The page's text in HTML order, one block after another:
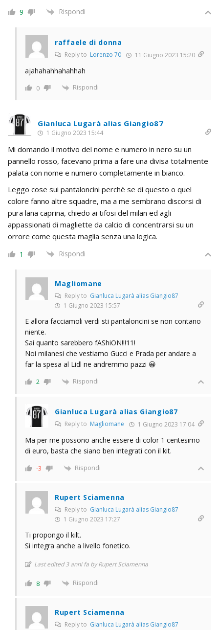
9 Rispondi
raffaele di donna
Reply to Lorenzo 70 11 Giugno 2023 15:20
ajahahahhahahhah
0 Rispondi
Gianluca Lugarà alias Giangio87
1 Giugno 2023 15:44
Mi domando il motivo del nome e numero in nero su un
pannello rosso, facevano prima a fare una divisa totalmente
palata con nome e numero completamente in bianco.
Leggo cose sui pantaloncini perchè se di questo o quel
colore fanno altre squadre, ma a me sembrano discorsi di
pura lana caprina, chiedo ai tifosi del milan ed agli
appassionati di magliette da calcio di concentrarsi su un
orrore come questa maglia senza una logica.
1 Rispondi
Magliomane
Reply to Gianluca Lugarà alias Giangio87
1 Giugno 2023 15:57
E allora facciamoli verdi sti pantaloncini se non contano
niente.
Sai quanto sarebbero fAShiON!!!11!
Noi milanesi che vestiamo Gucci e Prada per andare a
far la spesa al Lidl ne andremmo pazzi 😀
2 Rispondi
Gianluca Lugarà alias Giangio87
Reply to Magliomane 1 Giugno 2023 17:04
Ma per me possono anche essere di color 1 centesimo
di euro, basta che siano ben integrati con il kit.
-3 Rispondi
Rupert Sciamenna
Reply to Gianluca Lugarà alias Giangio87
1 Giugno 2023 17:27
Ti propongo il kilt.
Si integra anche a livello fonetico.
Last edited 3 anni fa by Rupert Sciamenna
8 Rispondi
Rupert Sciamenna
Reply to Gianluca Lugarà alias Giangio87